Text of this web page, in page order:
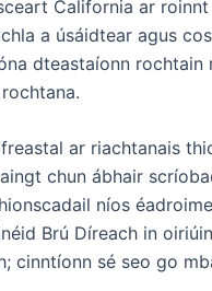
California ar
a úsáidtear agus
dteastaíonn rochtain
ar riachtanais
chun ábhair
níos
Brú Díreach in
cinntíonn sé seo go